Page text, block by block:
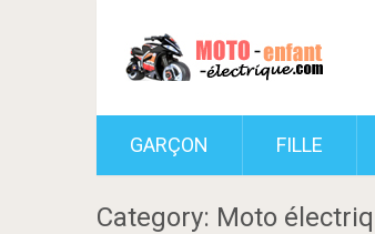
GARÇON FILLE
Category: Moto